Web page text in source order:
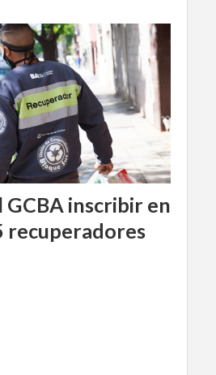
GCBA inscribir en
recuperadores